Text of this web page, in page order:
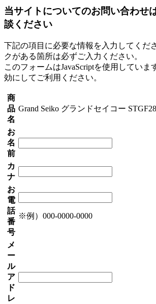
当サイトについてのお問い合わせ
談ください
下記の項目に必要な情報を入力してくだ
クがある箇所は必ずご入力ください。
このフォームはJavaScriptを使用していま
効にしてご利用ください。
商
品
名
Grand Seiko グランドセイコー
お
名
前
カ
ナ
お
電
話
番
号
※例）000-0000-0000
メ
ー
ル
ア
ド
レ